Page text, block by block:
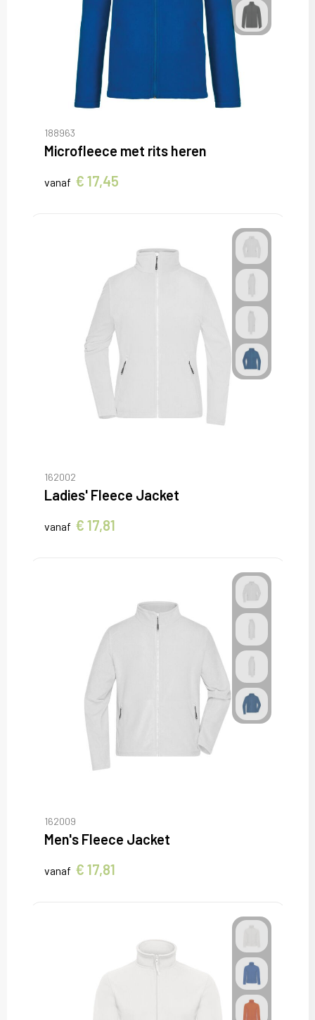
188963
Microfleece met rits heren
vanaf € 17,45
162002
Ladies' Fleece Jacket
vanaf € 17,81
162009
Men's Fleece Jacket
vanaf € 17,81